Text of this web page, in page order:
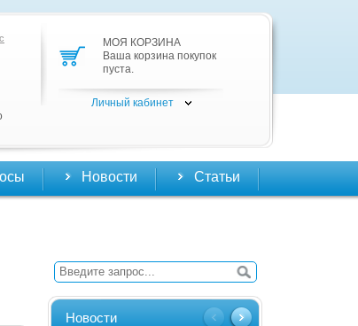
МОЯ КОРЗИНА
Ваша корзина покупок
пуста.
Личный кабинет
Новости Статьи
Новости